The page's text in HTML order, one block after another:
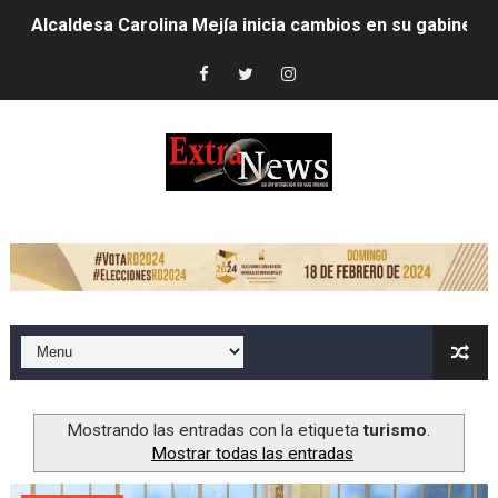
Alcaldesa Carolina Mejía inicia cambios en su
Concierto de Jay Wheeler movido al 27 de julio
Carolina Mejía es investida como Académica de
De periodista a bachatero; Norby Montero presenta su
Dominicano Edwin Martínez es designado
Centro Aeronáutico Tripulantes VIP celebra
RD ENTREGA EN EXTRADICIÓN DOMINICANO
Alcaldesa Carolina Mejía conversa y lleva soluciones
Mostrando las entradas con la etiquetaturismo.
Mostrar todas las entradas